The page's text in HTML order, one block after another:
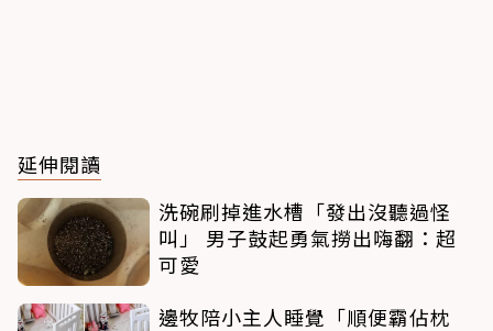
延伸閱讀
洗碗刷掉進水槽「發出沒聽過怪
叫」 男子鼓起勇氣撈出嗨翻：超
可愛
邊牧陪小主人睡覺「順便霸佔枕